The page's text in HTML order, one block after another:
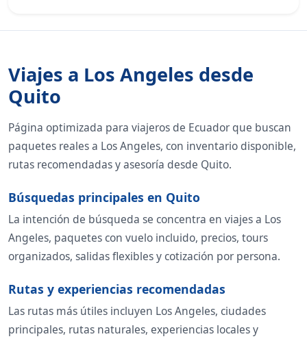
Viajes a Los Angeles desde
Quito
Página optimizada para viajeros de Ecuador que buscan
paquetes reales a Los Angeles, con inventario disponible,
rutas recomendadas y asesoría desde Quito.
Búsquedas principales en Quito
La intención de búsqueda se concentra en viajes a Los
Angeles, paquetes con vuelo incluido, precios, tours
organizados, salidas flexibles y cotización por persona.
Rutas y experiencias recomendadas
Las rutas más útiles incluyen Los Angeles, ciudades
principales, rutas naturales, experiencias locales y